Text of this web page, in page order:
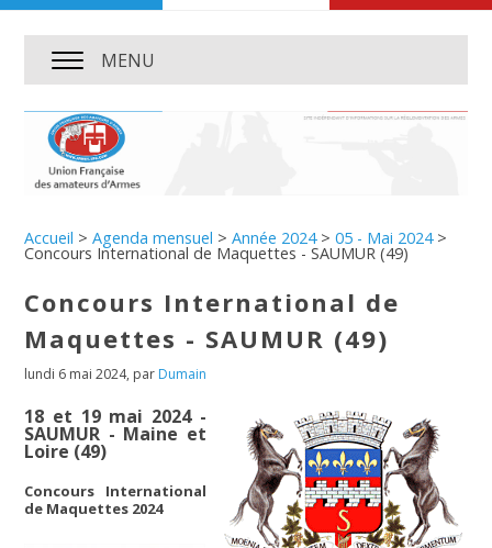
MENU
Accueil >Agenda mensuel >Année 2024>05 - Mai 2024>
Concours International de Maquettes - SAUMUR (49)
Concours International de
Maquettes - SAUMUR (49)
lundi 6 mai 2024, par Dumain
18 et 19 mai 2024 -
SAUMUR - Maine et
Loire (49)
Concours International
de Maquettes 2024